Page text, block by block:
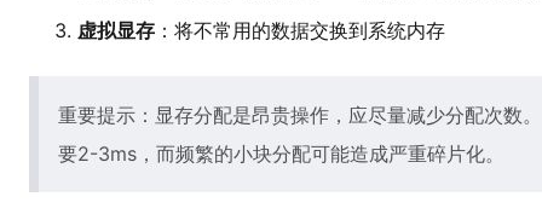
虚拟显存 ：将不常用的数据交换到系统内存
重要提示：显存分配是昂贵操作，应尽量减少分配次数
要2-3ms，而频繁的小块分配可能造成严重碎片化。